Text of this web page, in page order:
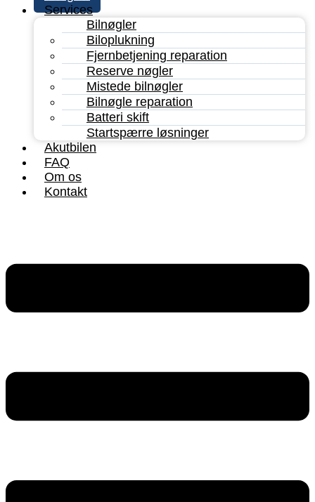
Services
Bilnøgler
Biloplukning
Fjernbetjening reparation
Reserve nøgler
Mistede bilnøgler
Bilnøgle reparation
Batteri skift
Startspærre løsninger
Akutbilen
FAQ
Om os
Kontakt